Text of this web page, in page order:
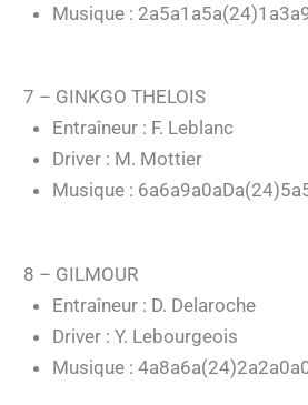
Musique :
7 – GINKGO THELOIS
Entraîneur : F. Leblanc
Driver : M. Mottier
Musique :
8 – GILMOUR
Entraîneur : D. Delaroche
Driver : Y. Lebourgeois
Musique :